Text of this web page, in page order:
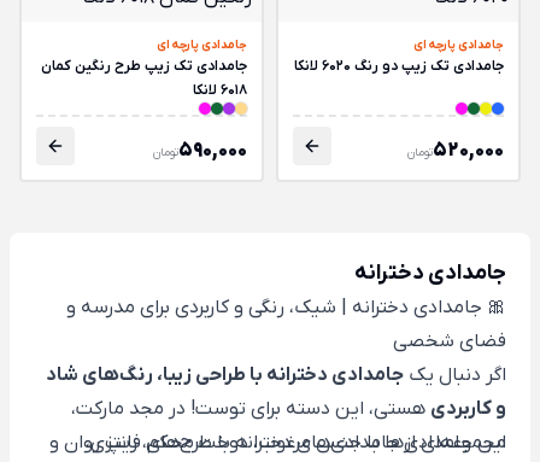
جامدادی پارچه ای
جامدادی تک زیپ دو رنگ 6020 لانکا
520,000تومان
جامدادی پارچه ای
جامدادی تک زیپ طرح رنگین کمان
6018 لانکا
590,000تومان
جامدادی دخترانه
🎀 جامدادی دخترانه | شیک، رنگی و کاربردی برای مدرسه و
فضای شخصی
اگر دنبال یک جامدادی دخترانه با طراحی زیبا، رنگ‌های شاد
و کاربردی هستی، این دسته برای توست! در مجد مارکت،
مجموعه‌ای از جامدادی‌های دخترانه با طرح‌های فانتزی،
این جامدادی‌ها با جنس مرغوب، دوخت محکم، زیپ روان و